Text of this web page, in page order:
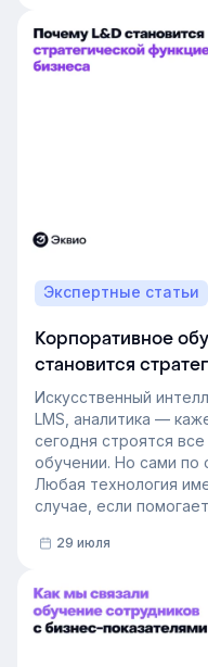
рекрутинга – это
и системного закрытия
Экспертные статьи
Корпоративное
становится
Искусственный
LMS, аналитика —
сегодня строятся
обучении. Но сами по
Любая технология
случае, если
Сегодня бизнес
инструментов, а их
обучение оказывает
эффект измерить.
развитию
также на критерии
29 июля